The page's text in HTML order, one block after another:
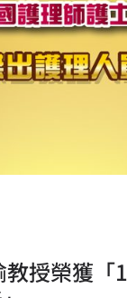
授榮獲「